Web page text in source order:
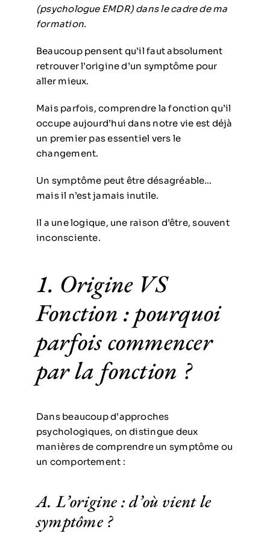
(psychologue EMDR) dans le cadre de ma
formation.
Beaucoup pensent qu’il faut absolument
retrouver l’origine d’un symptôme pour
aller mieux.
Mais parfois, comprendre la fonction qu’il
occupe aujourd’hui dans notre vie est déjà
un premier pas essentiel vers le
changement.
Un symptôme peut être désagréable…
mais il n’est jamais inutile.
Il a une logique, une raison d’être, souvent
inconsciente.
1. Origine VS
Fonction : pourquoi
parfois commencer
par la fonction ?
Dans beaucoup d’approches
psychologiques, on distingue deux
manières de comprendre un symptôme ou
un comportement :
A. L’origine : d’où vient le
symptôme ?